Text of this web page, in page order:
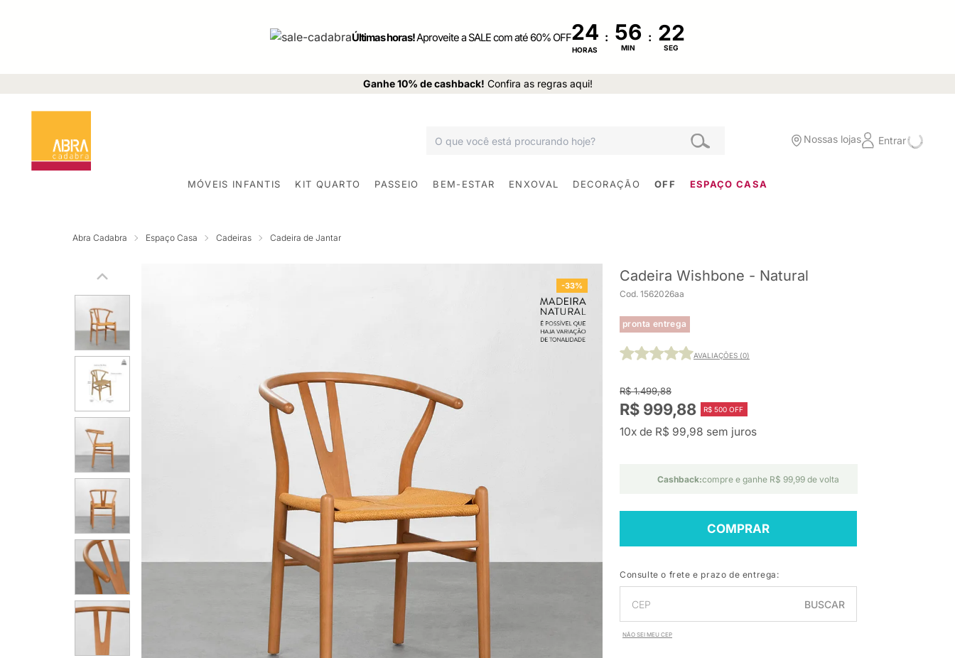
Últimas horas!Aproveite a SALE com até 60% OFF24
HORAS
:
MIN
:
SEG
Ganhe 10% de cashback! Confira as regras aqui!
Nossas lojas Entrar
MÓVEIS INFANTIS KIT QUARTO PASSEIO BEM-ESTAR ENXOVAL DECORAÇÃO OFF ESPAÇO CASA
Abra Cadabra Espaço Casa Cadeiras Cadeira de Jantar
-33%
Cadeira Wishbone - Natural
Cod. 1562026aa
pronta entrega
AVALIAÇÕES (0)
R$ 1.499,88
R$ 999,88 R$ 500 OFF
10x de R$ 99,98 sem juros
Cashback:compre e ganhe R$ 99,99 de volta
COMPRAR
Consulte o frete e prazo de entrega:
BUSCAR
NÃO SEI MEU CEP